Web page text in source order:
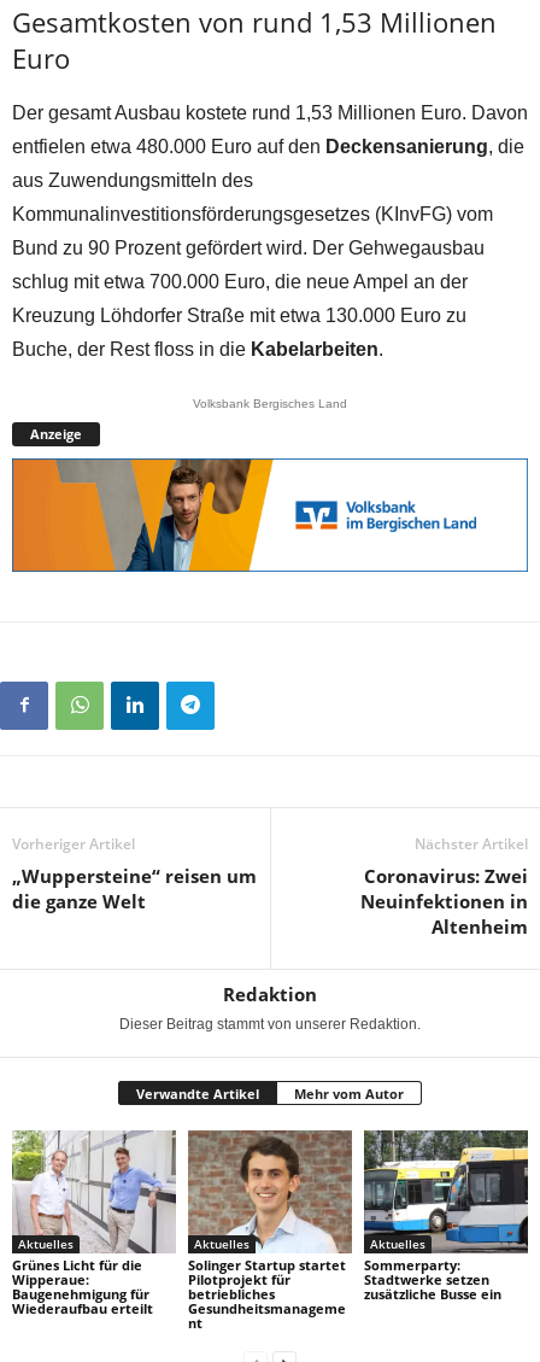
Gesamtkosten von rund 1,53 Millionen
Euro
Der gesamt Ausbau kostete rund 1,53 Millionen Euro. Davon
entfielen etwa 480.000 Euro auf den Deckensanierung, die
aus Zuwendungsmitteln des
Kommunalinvestitionsförderungsgesetzes (KInvFG) vom
Bund zu 90 Prozent gefördert wird. Der Gehwegausbau
schlug mit etwa 700.000 Euro, die neue Ampel an der
Kreuzung Löhdorfer Straße mit etwa 130.000 Euro zu
Buche, der Rest floss in die Kabelarbeiten.
Volksbank Bergisches Land
Anzeige
Vorheriger Artikel
„Wuppersteine“ reisen um
die ganze Welt
Nächster Artikel
Coronavirus: Zwei
Neuinfektionen in
Altenheim
Redaktion
Dieser Beitrag stammt von unserer Redaktion.
Verwandte Artikel Mehr vom Autor
Aktuelles
Grünes Licht für die
Wipperaue:
Baugenehmigung für
Wiederaufbau erteilt
Aktuelles
Solinger Startup startet
Pilotprojekt für
betriebliches
Gesundheitsmanageme
nt
Aktuelles
Sommerparty:
Stadtwerke setzen
zusätzliche Busse ein